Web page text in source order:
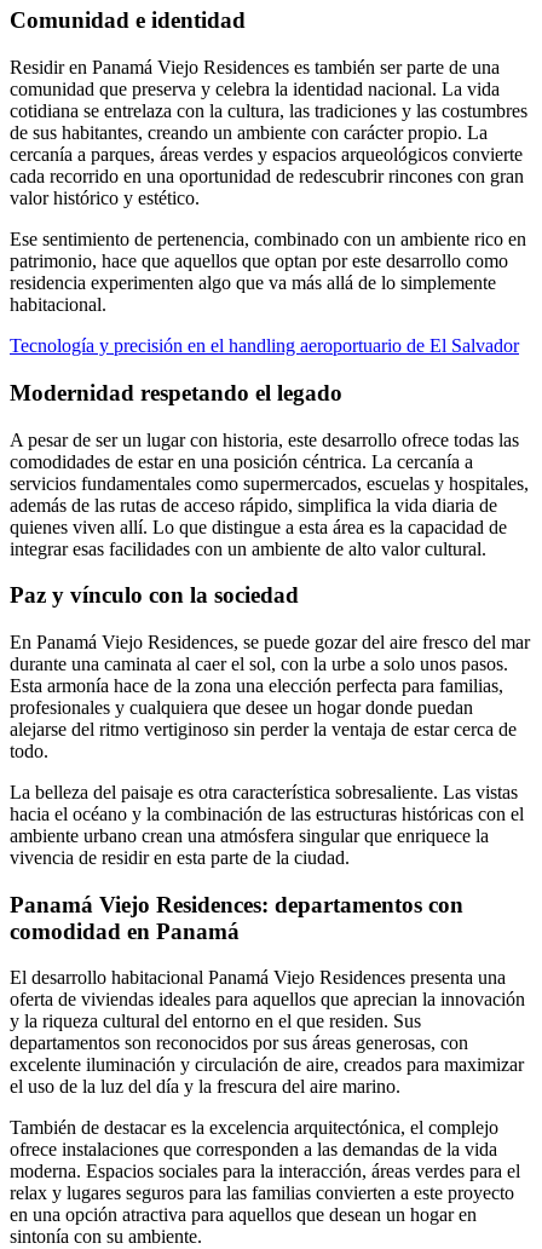
Comunidad e identidad
Residir en Panamá Viejo Residences es también ser parte de una
comunidad que preserva y celebra la identidad nacional. La vida
cotidiana se entrelaza con la cultura, las tradiciones y las costumbres
de sus habitantes, creando un ambiente con carácter propio. La
cercanía a parques, áreas verdes y espacios arqueológicos convierte
cada recorrido en una oportunidad de redescubrir rincones con gran
valor histórico y estético.
Ese sentimiento de pertenencia, combinado con un ambiente rico en
patrimonio, hace que aquellos que optan por este desarrollo como
residencia experimenten algo que va más allá de lo simplemente
habitacional.
Tecnología y precisión en el handling aeroportuario de El Salvador
Modernidad respetando el legado
A pesar de ser un lugar con historia, este desarrollo ofrece todas las
comodidades de estar en una posición céntrica. La cercanía a
servicios fundamentales como supermercados, escuelas y hospitales,
además de las rutas de acceso rápido, simplifica la vida diaria de
quienes viven allí. Lo que distingue a esta área es la capacidad de
integrar esas facilidades con un ambiente de alto valor cultural.
Paz y vínculo con la sociedad
En Panamá Viejo Residences, se puede gozar del aire fresco del mar
durante una caminata al caer el sol, con la urbe a solo unos pasos.
Esta armonía hace de la zona una elección perfecta para familias,
profesionales y cualquiera que desee un hogar donde puedan
alejarse del ritmo vertiginoso sin perder la ventaja de estar cerca de
todo.
La belleza del paisaje es otra característica sobresaliente. Las vistas
hacia el océano y la combinación de las estructuras históricas con el
ambiente urbano crean una atmósfera singular que enriquece la
vivencia de residir en esta parte de la ciudad.
Panamá Viejo Residences: departamentos con
comodidad en Panamá
El desarrollo habitacional Panamá Viejo Residences presenta una
oferta de viviendas ideales para aquellos que aprecian la innovación
y la riqueza cultural del entorno en el que residen. Sus
departamentos son reconocidos por sus áreas generosas, con
excelente iluminación y circulación de aire, creados para maximizar
el uso de la luz del día y la frescura del aire marino.
También de destacar es la excelencia arquitectónica, el complejo
ofrece instalaciones que corresponden a las demandas de la vida
moderna. Espacios sociales para la interacción, áreas verdes para el
relax y lugares seguros para las familias convierten a este proyecto
en una opción atractiva para aquellos que desean un hogar en
sintonía con su ambiente.